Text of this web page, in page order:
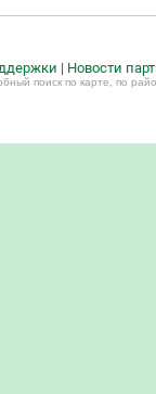
| Новости
поиск по карте, по